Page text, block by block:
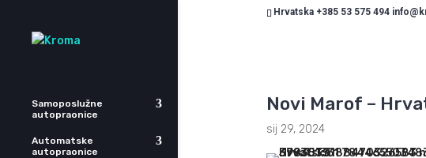
Hrvatska +385 53 575 494
Samoposlužne
autopraonice
Automatske
autopraonice
Novi Marof –
sij 29, 2024